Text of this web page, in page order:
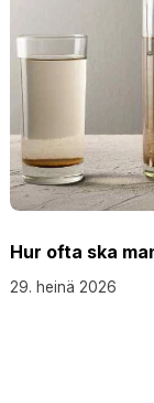
Hur ofta ska
29. heinä 2026